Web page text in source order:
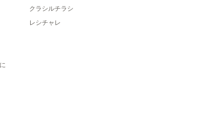
クラシルチラシ
レシチャレ